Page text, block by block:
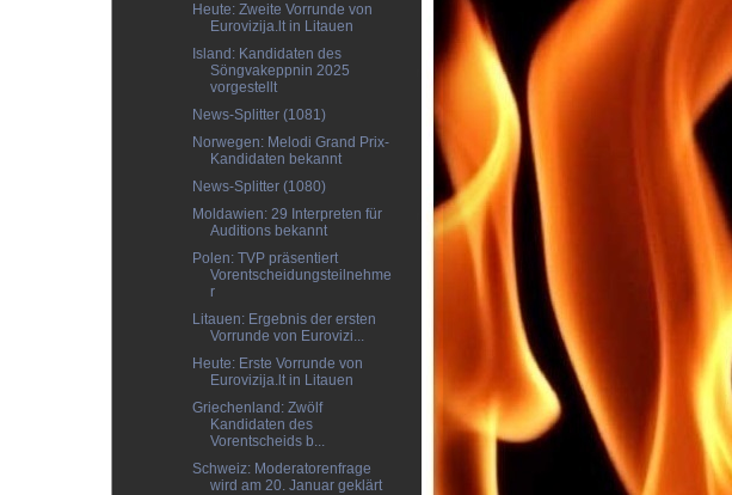
Heute: Zweite Vorrunde von
Eurovizija.lt in Litauen
Island: Kandidaten des
Söngvakeppnin 2025
vorgestellt
News-Splitter (1081)
Norwegen: Melodi Grand Prix-
Kandidaten bekannt
News-Splitter (1080)
Moldawien: 29 Interpreten für
Auditions bekannt
Polen: TVP präsentiert
Vorentscheidungsteilnehme
r
Litauen: Ergebnis der ersten
Vorrunde von Eurovizi...
Heute: Erste Vorrunde von
Eurovizija.lt in Litauen
Griechenland: Zwölf
Kandidaten des
Vorentscheids b...
Schweiz: Moderatorenfrage
wird am 20. Januar geklärt